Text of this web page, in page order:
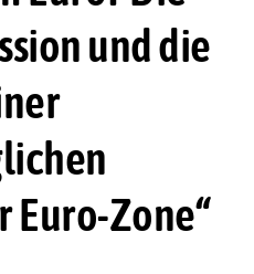
und die
Euro-Zone“